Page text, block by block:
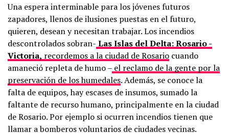
Una espera interminable para los jóvenes futuros
zapadores, llenos de ilusiones puestas en el futuro,
quieren, desean y necesitan trabajar. Los incendios
descontrolados sobran- Las Islas del Delta: Rosario -
Victoria, recordemos a la ciudad de Rosario cuando
amaneció repleta de humo – el reclamo de la gente por la
preservación de los humedales. Además, se conoce la
falta de equipos, hay escases de insumos, sumado la
faltante de recurso humano, principalmente en la ciudad
de Rosario. Por ejemplo si ocurren incendios tienen que
llamar a bomberos voluntarios de ciudades vecinas.